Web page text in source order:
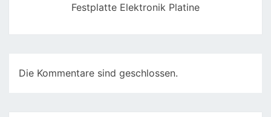
Festplatte Elektronik Platine
Die Kommentare sind geschlossen.